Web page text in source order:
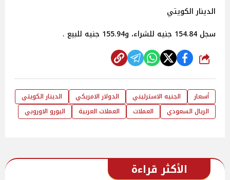
الدينار الكويتي
سجل 154.84 جنيه للشراء، و155.94 جنيه للبيع .
شارك
أسعار الجنيه الاسترليني الدولار الامريكي
الدينار الكويتي
الريال السعودي
العملات العملات العربية اليورو الاوروبي
الأكثر قراءة